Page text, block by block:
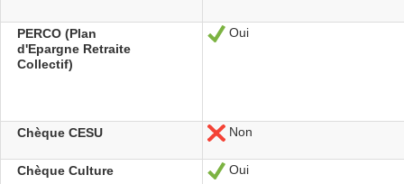
PERCO (Plan
d'Epargne Retraite
Collectif)
Sí
Oui
Chèque CESU No
Non
Chèque Culture Sí
Oui